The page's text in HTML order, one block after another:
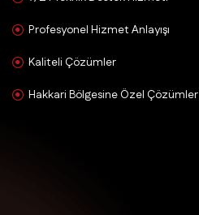
Profesyonel Hizmet Anlayışı
Kaliteli Çözümler
Hakkari Bölgesine Özel Çözümler